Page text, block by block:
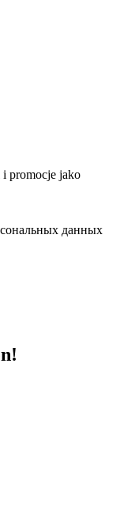
i promocje jako
данных